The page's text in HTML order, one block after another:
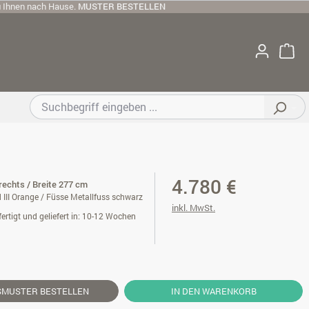
nach Hause. MUSTER BESTELLEN
/ Breite 277 cm
III Orange / Füsse Metallfuss schwarz
und geliefert in: 10-12 Wochen
4.780 €
inkl. MwSt.
BESTELLEN IN DEN WARENKORB